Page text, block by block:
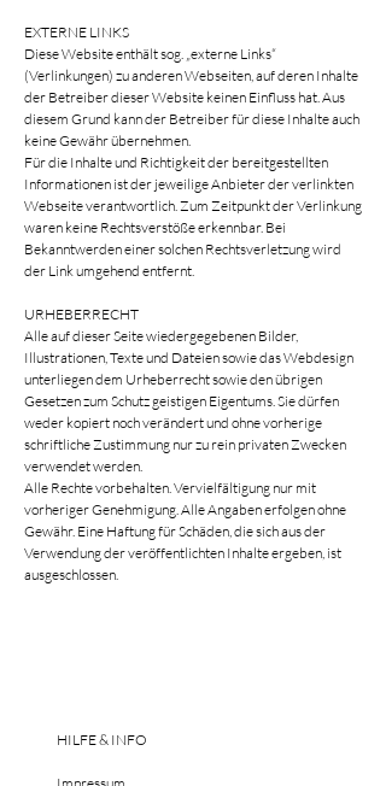
EXTERNE LINKS
Diese Website enthält sog. „externe Links“
(Verlinkungen) zu anderen Webseiten, auf deren Inhalte
der Betreiber dieser Website keinen Einfluss hat. Aus
diesem Grund kann der Betreiber für diese Inhalte auch
keine Gewähr übernehmen.
Für die Inhalte und Richtigkeit der bereitgestellten
Informationen ist der jeweilige Anbieter der verlinkten
Webseite verantwortlich. Zum Zeitpunkt der Verlinkung
waren keine Rechtsverstöße erkennbar. Bei
Bekanntwerden einer solchen Rechtsverletzung wird
der Link umgehend entfernt.
URHEBERRECHT
Alle auf dieser Seite wiedergegebenen Bilder,
Illustrationen, Texte und Dateien sowie das Webdesign
unterliegen dem Urheberrecht sowie den übrigen
Gesetzen zum Schutz geistigen Eigentums. Sie dürfen
weder kopiert noch verändert und ohne vorherige
schriftliche Zustimmung nur zu rein privaten Zwecken
verwendet werden.
Alle Rechte vorbehalten. Vervielfältigung nur mit
vorheriger Genehmigung. Alle Angaben erfolgen ohne
Gewähr. Eine Haftung für Schäden, die sich aus der
Verwendung der veröffentlichten Inhalte ergeben, ist
ausgeschlossen.
HILFE & INFO